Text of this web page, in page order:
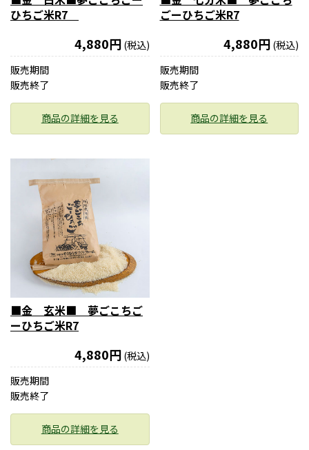
ひちご米R7
4,880円 (税込)
販売期間
販売終了
商品の詳細を見る
ごーひちご米R7
4,880円 (税込)
販売期間
販売終了
商品の詳細を見る
■金 玄米■ 夢ごこちご
ーひちご米R7
4,880円 (税込)
販売期間
販売終了
商品の詳細を見る